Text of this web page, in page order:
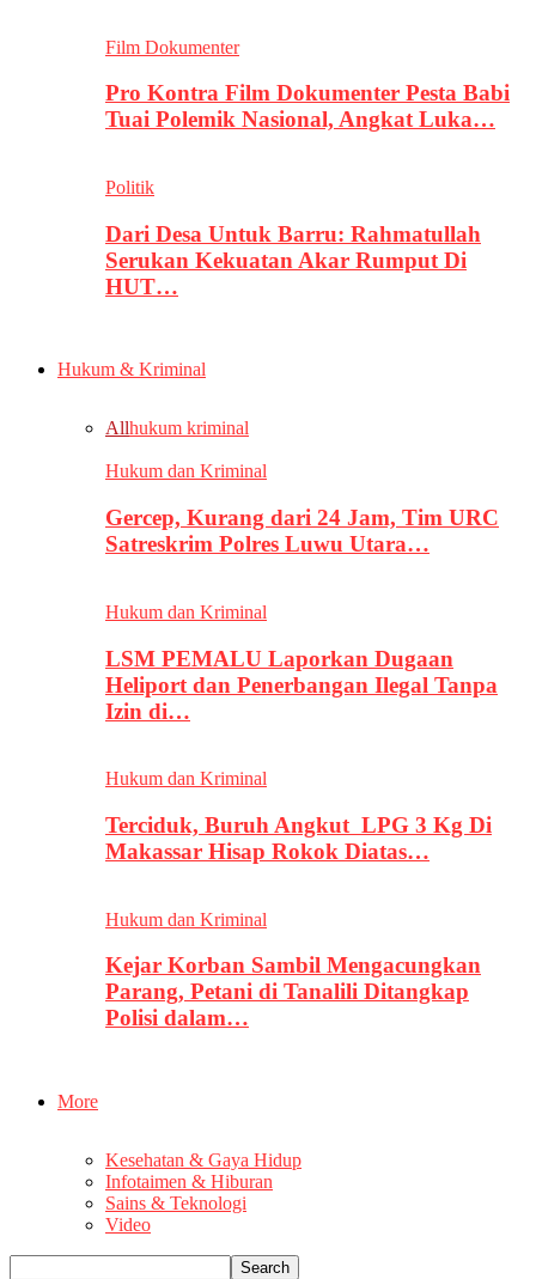
Film Dokumenter
Pro Kontra Film Dokumenter Pesta Babi
Tuai Polemik Nasional, Angkat Luka…
Politik
Dari Desa Untuk Barru: Rahmatullah
Serukan Kekuatan Akar Rumput Di
HUT…
Hukum & Kriminal
Allhukum kriminal
Hukum dan Kriminal
Gercep, Kurang dari 24 Jam, Tim URC
Satreskrim Polres Luwu Utara…
Hukum dan Kriminal
LSM PEMALU Laporkan Dugaan
Heliport dan Penerbangan Ilegal Tanpa
Izin di…
Hukum dan Kriminal
Terciduk, Buruh Angkut LPG 3 Kg Di
Makassar Hisap Rokok Diatas…
Hukum dan Kriminal
Kejar Korban Sambil Mengacungkan
Parang, Petani di Tanalili Ditangkap
Polisi dalam…
More
Kesehatan & Gaya Hidup
Infotaimen & Hiburan
Sains & Teknologi
Video